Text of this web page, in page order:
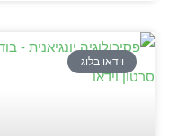
וידאו בלוג